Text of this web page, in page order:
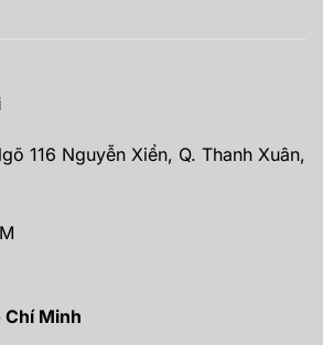
116 Nguyễn Xiển, Q. Thanh Xuân,
Chí Minh